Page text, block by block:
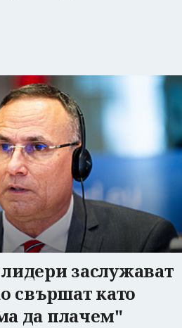
заслужават
свършат като
да плачем"